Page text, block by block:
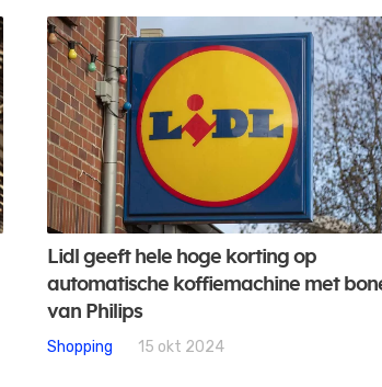
Lidl geeft hele hoge korting op
automatische koffiemachine met
van Philips
Shopping 15 okt 2024